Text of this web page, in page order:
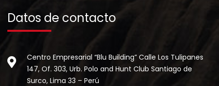
Datos de contacto
Centro Empresarial “Blu Building” Calle Los Tulipanes
147, Of. 303, Urb. Polo and Hunt Club Santiago de
Surco, Lima 33 – Perú